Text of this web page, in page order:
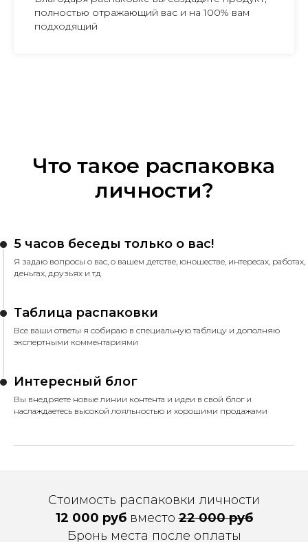
полностью отражающий вас и на 100% вам
подходящий
Что такое распаковка
личности?
5 часов беседы только о вас!
Я задаю вопросы о вас, о вашем детстве, юношестве, интересах, работах,
деньгах, друзьях и тд
Таблица распаковки
Все ваши ответы я собираю в специальную таблицу и дополняю
экспертными комментариями
Интересный блог
Вы внедряете новые линии контента и идеи в свой блог и
наслаждаетесь высокой лояльностью и хорошими продажами
Стоимость распаковки личности
12 000 руб вместо22000 руб
Бронь места после оплаты